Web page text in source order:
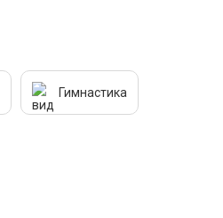
Гимнастика